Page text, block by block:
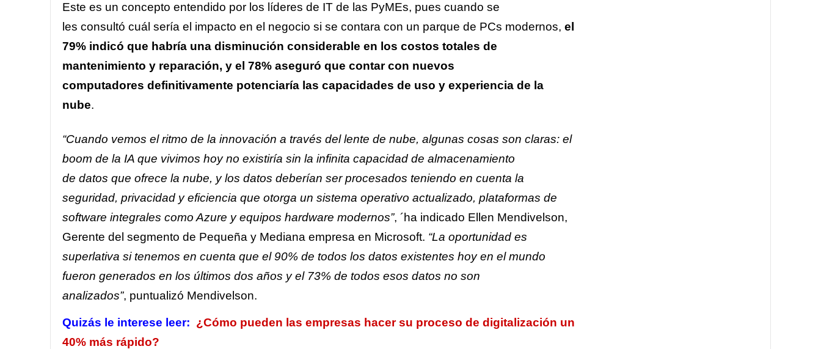
Este es un concepto entendido por los líderes de IT de las PyMEs, pues cuando se
les consultó cuál sería el impacto en el negocio si se contara con un parque de PCs modernos, el
79% indicó que habría una disminución considerable en los costos totales de
mantenimiento y reparación, y el 78% aseguró que contar con nuevos
computadores definitivamente potenciaría las capacidades de uso y experiencia de la
nube.
“Cuando vemos el ritmo de la innovación a través del lente de nube, algunas cosas son claras: el
boom de la IA que vivimos hoy no existiría sin la infinita capacidad de almacenamiento
de datos que ofrece la nube, y los datos deberían ser procesados teniendo en cuenta la
seguridad, privacidad y eficiencia que otorga un sistema operativo actualizado, plataformas de
software integrales como Azure y equipos hardware modernos”, ´ha indicado Ellen Mendivelson,
Gerente del segmento de Pequeña y Mediana empresa en Microsoft. “La oportunidad es
superlativa si tenemos en cuenta que el 90% de todos los datos existentes hoy en el mundo
fueron generados en los últimos dos años y el 73% de todos esos datos no son
analizados”, puntualizó Mendivelson.
Quizás le interese leer: ¿Cómo pueden las empresas hacer su proceso de digitalización un
40% más rápido?